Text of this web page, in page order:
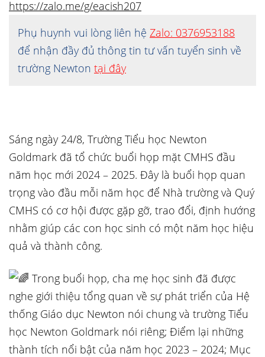
https://zalo.me/g/eacish207
Phụ huynh vui lòng liên hệ Zalo: 0376953188
để nhận đầy đủ thông tin tư vấn tuyển sinh về
trường Newton tại đây
Sáng ngày 24/8, Trường Tiểu học Newton
Goldmark đã tổ chức buổi họp mặt CMHS đầu
năm học mới 2024 – 2025. Đây là buổi họp quan
trọng vào đầu mỗi năm học để Nhà trường và Quý
CMHS có cơ hội được gặp gỡ, trao đổi, định hướng
nhằm giúp các con học sinh có một năm học hiệu
quả và thành công.
Trong buổi họp, cha mẹ học sinh đã được
nghe giới thiệu tổng quan về sự phát triển của Hệ
thống Giáo dục Newton nói chung và trường Tiểu
học Newton Goldmark nói riêng; Điểm lại những
thành tích nổi bật của năm học 2023 – 2024; Mục